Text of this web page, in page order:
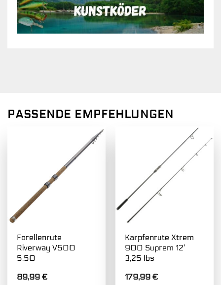
PASSENDE EMPFEHLUNGEN
Forellenrute
Riverway V500
5.50
89,99€
Karpfenrute Xtrem
900 Suprem 12′
3,25 lbs
179,99€